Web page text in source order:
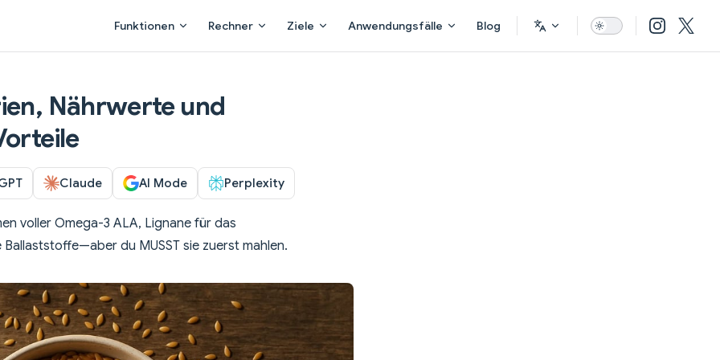
Funktionen Rechner Ziele Anwendungsfälle Blog
Nährwerte und
Claude AI Mode Perplexity
voller Omega-3 ALA, Lignane für das
du MUSST sie zuerst mahlen.